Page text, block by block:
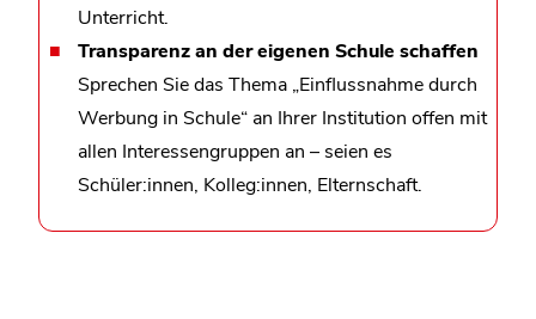
Unterricht.
Transparenz an der eigenen Schule schaffen
Sprechen Sie das Thema „Einflussnahme durch
Werbung in Schule“ an Ihrer Institution offen mit
allen Interessengruppen an – seien es
Schüler:innen, Kolleg:innen, Elternschaft.